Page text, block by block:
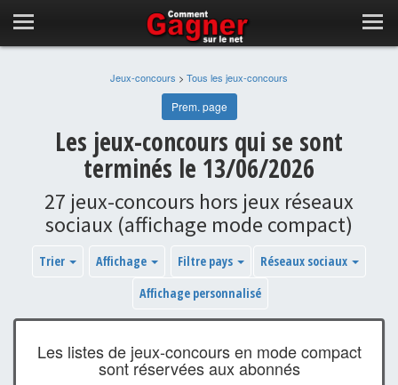
Jeux-concours > Tous les jeux-concours
Prem. page
Les jeux-concours qui se sont
terminés le 13/06/2026
27 jeux-concours hors jeux réseaux
sociaux (affichage mode compact)
Trier Affichage Filtre pays
Réseaux sociaux
Affichage personnalisé
Les listes de jeux-concours en mode compact
sont réservées aux abonnés